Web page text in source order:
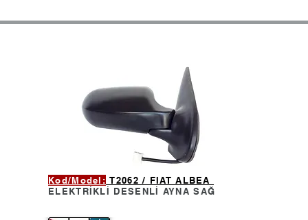
Kod/Model: T2062 / FIAT ALBEA
ELEKTRİKLİ DESENLİ AYNASAĞ